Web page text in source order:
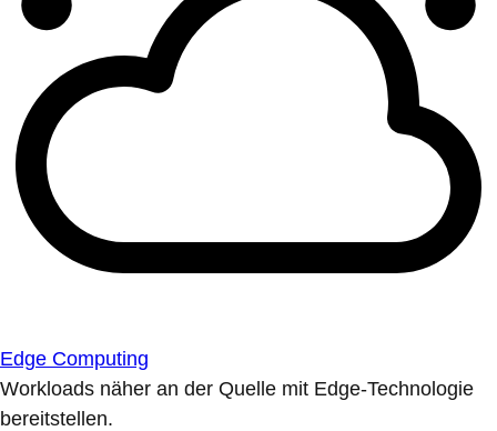
Edge Computing
Workloads näher an der Quelle mit Edge-Technologie
bereitstellen.